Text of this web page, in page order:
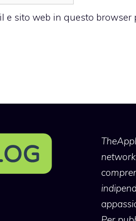
e sito web in questo